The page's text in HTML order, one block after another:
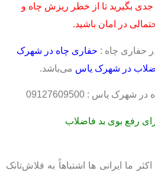
بگیرید تا از خطر ریزش چاه و
در امان باشید.
حفاری چاه : حفاری چاه در شهرک
در شهرک یاس می‌باشد.
یاس : 09127609500
رفع بوی بد فاضلاب
ما ایرانی ها اشتباهاً به فلاش‌تانک